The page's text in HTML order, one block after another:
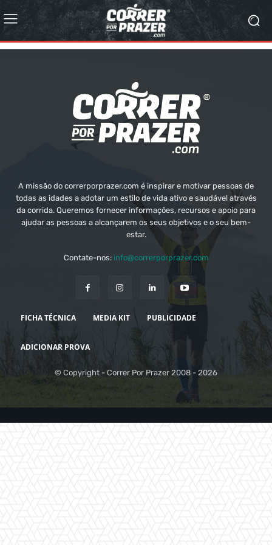
A missão do correrporprazer.com é inspirar e motivar pessoas de
todas as idades a adotar um estilo de vida ativo e saudável através
da corrida. Queremos fornecer informações, recursos e apoio para
ajudar as pessoas a alcançarem os seus objetivos e o seu bem-
estar.
Contate-nos: info@correrporprazer.com
FICHA TÉCNICA MEDIA KIT PUBLICIDADE
ADICIONAR PROVA
© Copyright - Correr Por Prazer 2008 - 2026